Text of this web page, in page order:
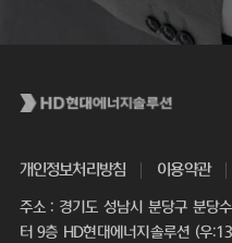
개인정보처리방침 이용약관
주소 : 경기도 성남시 분당구 분당
터 9층 HD현대에너지솔루션 (우